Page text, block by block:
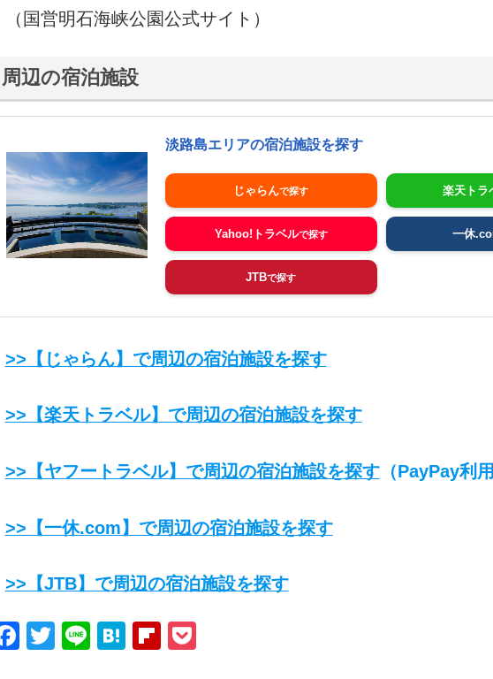
（国営明石海峡公園公式サイト）
周辺の宿泊施設
淡路島エリアの宿泊施設を探す
じゃらん 楽天トラ
Yahoo!トラベル 一休
JTB
>>【じゃらん】で周辺の宿泊施設を探す
>>【楽天トラベル】で周辺の宿泊施設を探す
>>【ヤフートラベル】で周辺の宿泊施設を探す（PayPay利用
>>【一休.com】で周辺の宿泊施設を探す
>>【JTB】で周辺の宿泊施設を探す
Facebook
Twitter
LineHatenaFlipboard